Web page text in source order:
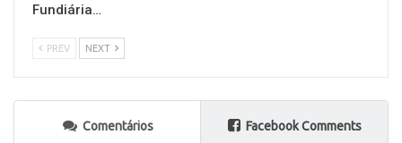
Fundiária…
PREV NEXT
Comentários Facebook Comments